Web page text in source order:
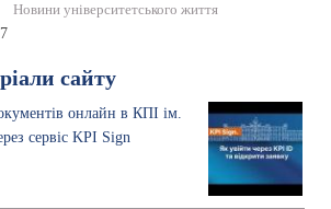
Новини університетського життя
сайту
онлайн в КПІ ім.
сервіс KPI Sign